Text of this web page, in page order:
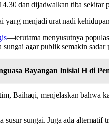
dan dijadwalkan tiba sekitar
yang menjadi urat nadi
—terutama menyusutnya
agar publik semakin sadar
Bayangan Inisial H di
Baihaqi, menjelaskan
sungai. Juga ada